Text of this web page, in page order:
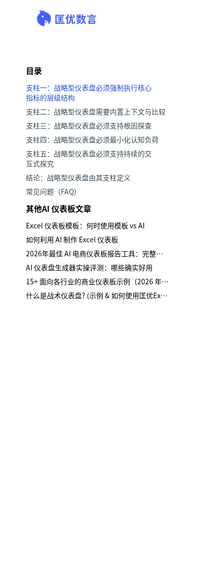
目录
支柱一：战略型仪表盘必须强制执行核心
指标的层级结构
支柱二：战略型仪表盘需要内置上下文与比较
支柱三：战略型仪表盘必须支持根因探查
支柱四：战略型仪表盘必须最小化认知负荷
支柱五：战略型仪表盘必须支持持续的交
互式探究
结论：战略型仪表盘由其支柱定义
常见问题（FAQ）
其他AI 仪表板文章
Excel 仪表板模板：何时使用模板 vs AI
如何利用 AI 制作 Excel 仪表板
2026年最佳 AI 电商仪表板报告工具：完整购买指南
AI 仪表盘生成器实操评测：哪些确实好用
15+ 面向各行业的商业仪表板示例（2026 年，AI 与如何构建）
什么是战术仪表盘? (示例 & 如何使用匡优Excel构建)